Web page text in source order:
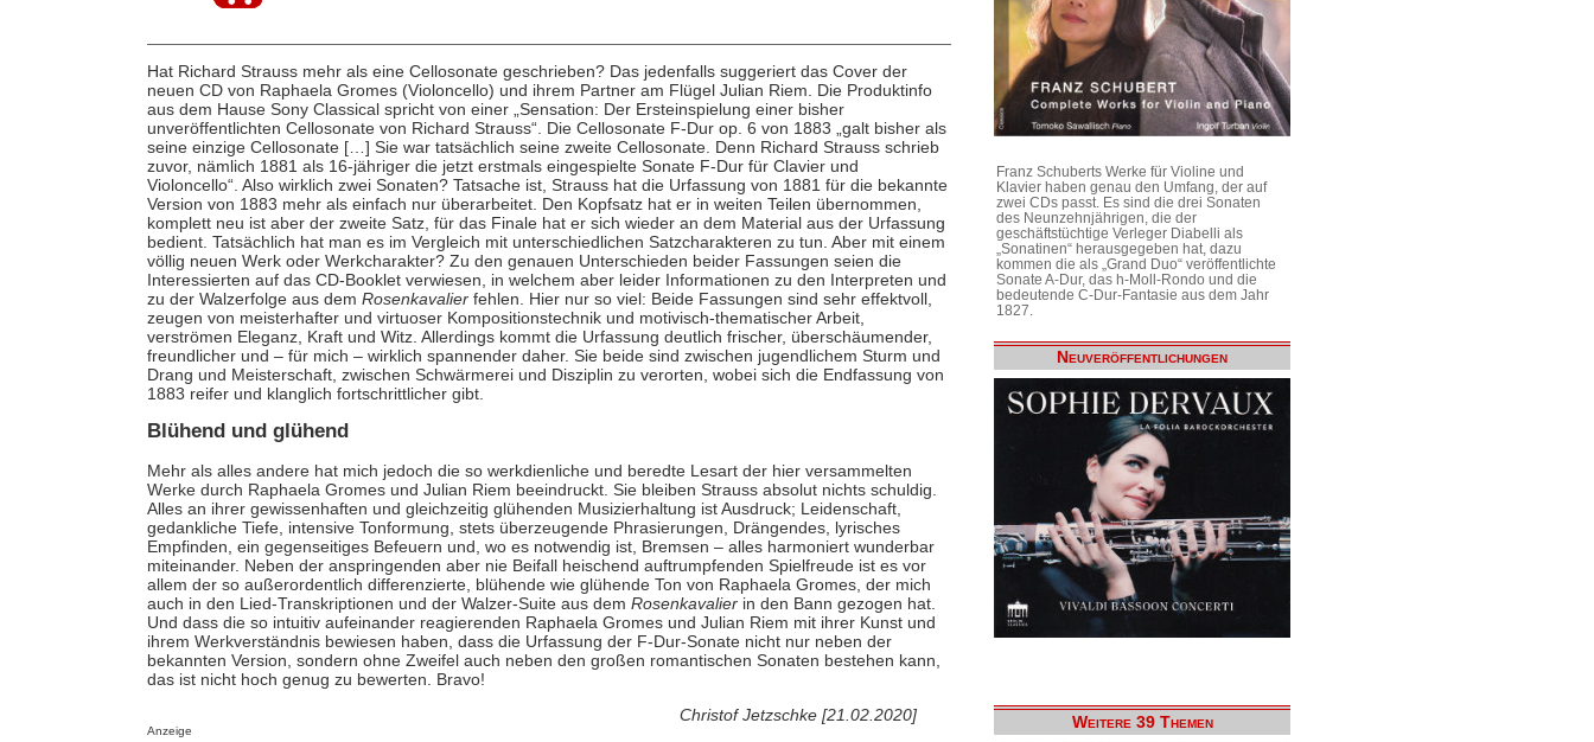
Hat Richard Strauss mehr als eine Cellosonate geschrieben? Das jedenfalls suggeriert das Cover der
neuen CD von Raphaela Gromes (Violoncello) und ihrem Partner am Flügel Julian Riem. Die Produktinfo
aus dem Hause Sony Classical spricht von einer „Sensation: Der Ersteinspielung einer bisher
unveröffentlichten Cellosonate von Richard Strauss“. Die Cellosonate F-Dur op. 6 von 1883 „galt bisher als
seine einzige Cellosonate […] Sie war tatsächlich seine zweite Cellosonate. Denn Richard Strauss schrieb
zuvor, nämlich 1881 als 16-jähriger die jetzt erstmals eingespielte Sonate F-Dur für Clavier und
Violoncello“. Also wirklich zwei Sonaten? Tatsache ist, Strauss hat die Urfassung von 1881 für die bekannte
Version von 1883 mehr als einfach nur überarbeitet. Den Kopfsatz hat er in weiten Teilen übernommen,
komplett neu ist aber der zweite Satz, für das Finale hat er sich wieder an dem Material aus der Urfassung
bedient. Tatsächlich hat man es im Vergleich mit unterschiedlichen Satzcharakteren zu tun. Aber mit einem
völlig neuen Werk oder Werkcharakter? Zu den genauen Unterschieden beider Fassungen seien die
Interessierten auf das CD-Booklet verwiesen, in welchem aber leider Informationen zu den Interpreten und
zu der Walzerfolge aus dem Rosenkavalierfehlen. Hier nur so viel: Beide Fassungen sind sehr effektvoll,
zeugen von meisterhafter und virtuoser Kompositionstechnik und motivisch-thematischer Arbeit,
verströmen Eleganz, Kraft und Witz. Allerdings kommt die Urfassung deutlich frischer, überschäumender,
freundlicher und – für mich – wirklich spannender daher. Sie beide sind zwischen jugendlichem Sturm und
Drang und Meisterschaft, zwischen Schwärmerei und Disziplin zu verorten, wobei sich die Endfassung von
1883 reifer und klanglich fortschrittlicher gibt.
Blühend und glühend
Mehr als alles andere hat mich jedoch die so werkdienliche und beredte Lesart der hier versammelten
Werke durch Raphaela Gromes und Julian Riem beeindruckt. Sie bleiben Strauss absolut nichts schuldig.
Alles an ihrer gewissenhaften und gleichzeitig glühenden Musizierhaltung ist Ausdruck; Leidenschaft,
gedankliche Tiefe, intensive Tonformung, stets überzeugende Phrasierungen, Drängendes, lyrisches
Empfinden, ein gegenseitiges Befeuern und, wo es notwendig ist, Bremsen – alles harmoniert wunderbar
miteinander. Neben der anspringenden aber nie Beifall heischend auftrumpfenden Spielfreude ist es vor
allem der so außerordentlich differenzierte, blühende wie glühende Ton von Raphaela Gromes, der mich
auch in den Lied-Transkriptionen und der Walzer-Suite aus dem Rosenkavalierin den Bann gezogen hat.
Und dass die so intuitiv aufeinander reagierenden Raphaela Gromes und Julian Riem mit ihrer Kunst und
ihrem Werkverständnis bewiesen haben, dass die Urfassung der F-Dur-Sonate nicht nur neben der
bekannten Version, sondern ohne Zweifel auch neben den großen romantischen Sonaten bestehen kann,
das ist nicht hoch genug zu bewerten. Bravo!
Christof Jetzschke [21.02.2020]
Anzeige
Franz Schuberts Werke für Violine und
Klavier haben genau den Umfang, der auf
zwei CDs passt. Es sind die drei Sonaten
des Neunzehnjährigen, die der
geschäftstüchtige Verleger Diabelli als
„Sonatinen“ herausgegeben hat, dazu
kommen die als „Grand Duo“ veröffentlichte
Sonate A-Dur, das h-Moll-Rondo und die
bedeutende C-Dur-Fantasie aus dem Jahr
1827.
Neuveröffentlichungen
Weitere 39 Themen